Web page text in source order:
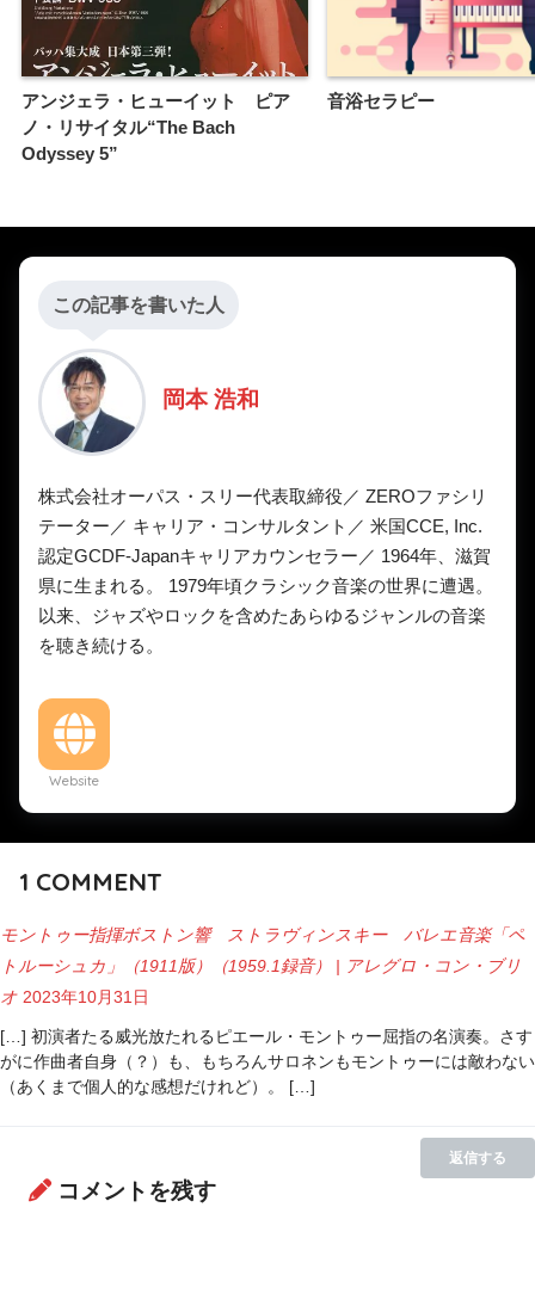
アンジェラ・ヒューイット ピア
ノ・リサイタル“The Bach
Odyssey 5”
音浴セラピー
この記事を書いた人
岡本 浩和
株式会社オーパス・スリー代表取締役／ ZEROファシリ
テーター／ キャリア・コンサルタント／ 米国CCE, Inc.
認定GCDF-Japanキャリアカウンセラー／ 1964年、滋賀
県に生まれる。 1979年頃クラシック音楽の世界に遭遇。
以来、ジャズやロックを含めたあらゆるジャンルの音楽
を聴き続ける。
Website
1 COMMENT
モントゥー指揮ボストン響 ストラヴィンスキー バレエ音楽「ペ
トルーシュカ」（1911版）（1959.1録音） | アレグロ・コン・ブリ
オ 2023年10月31日
[…] 初演者たる威光放たれるピエール・モントゥー屈指の名演奏。さす
がに作曲者自身（？）も、もちろんサロネンもモントゥーには敵わない
（あくまで個人的な感想だけれど）。 […]
返信する
コメントを残す